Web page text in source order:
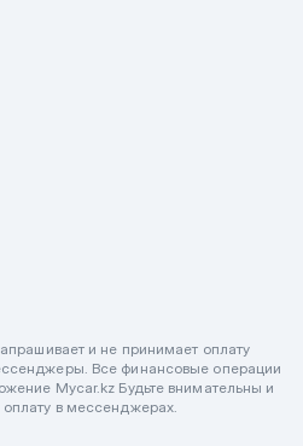
и не принимает оплату
Все финансовые операции
Mycar.kz Будьте внимательны и
в мессенджерах.